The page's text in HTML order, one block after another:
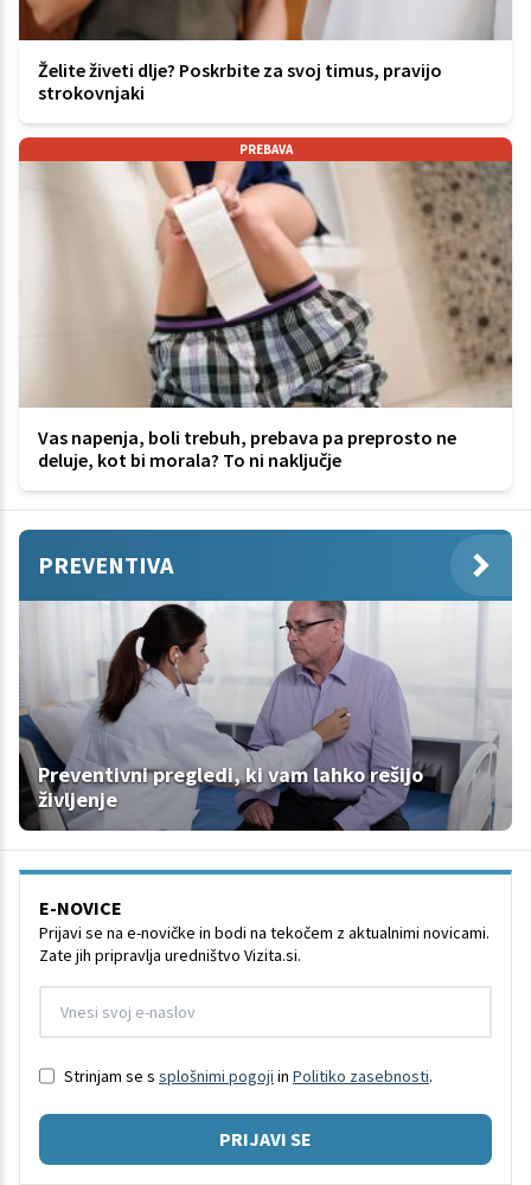
Želite živeti dlje? Poskrbite za svoj timus, pravijo
strokovnjaki
PREBAVA
Vas napenja, boli trebuh, prebava pa preprosto ne
deluje, kot bi morala? To ni naključje
PREVENTIVA
Preventivni pregledi, ki vam lahko rešijo
življenje
E-NOVICE
Prijavi se na e-novičke in bodi na tekočem z aktualnimi novicami.
Zate jih pripravlja uredništvo Vizita.si.
Strinjam se s splošnimi pogoji in Politiko zasebnosti.
PRIJAVI SE